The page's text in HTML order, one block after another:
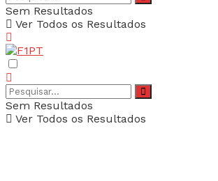
Sem Resultados
Ver Todos os Resultados
Sem Resultados
Ver Todos os Resultados